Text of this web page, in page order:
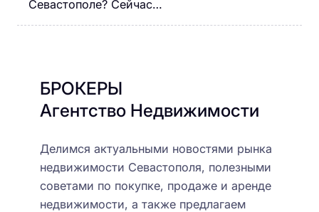
Севастополе? Сейчас…
БРОКЕРЫ
Агентство Недвижимости
Делимся актуальными новостями рынка
недвижимости Севастополя, полезными
советами по покупке, продаже и аренде
недвижимости, а также предлагаем